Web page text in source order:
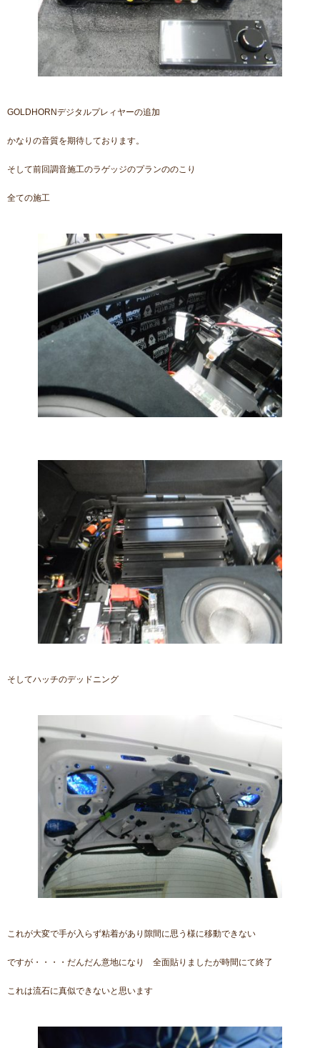
GOLDHORNデジタルプレィヤーの追加
かなりの音質を期待しております。
そして前回調音施工のラゲッジのプランののこり
全ての施工
そしてハッチのデッドニング
これが大変で手が入らず粘着があり隙間に思う様に移動できない
ですが・・・・だんだん意地になり 全面貼りましたが時間にて終了
これは流石に真似できないと思います